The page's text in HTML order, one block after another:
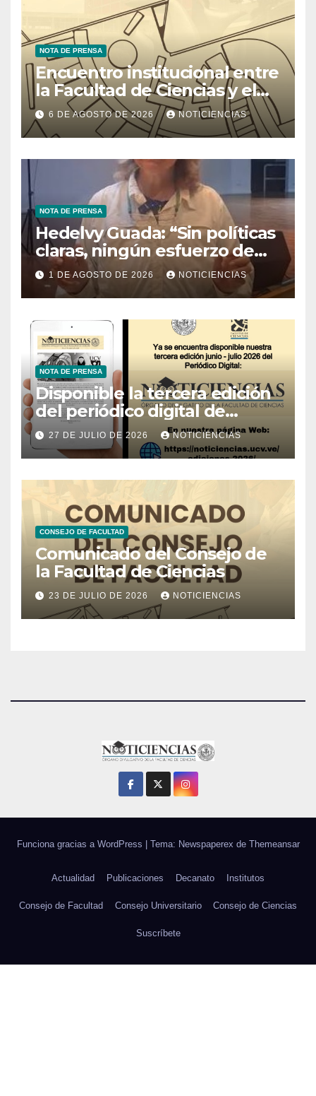
NOTA DE PRENSA
Encuentro institucional entre
la Facultad de Ciencias y el
Ministerio de Ciencia y
Tecnología
6 DE AGOSTO DE 2026 NOTICIENCIAS
NOTA DE PRENSA
Hedelvy Guada: “Sin políticas
claras, ningún esfuerzo de
conservación rendirá frutos”
1 DE AGOSTO DE 2026 NOTICIENCIAS
NOTA DE PRENSA
Disponible la tercera edición
del periódico digital de
Noticiencias 2026
27 DE JULIO DE 2026 NOTICIENCIAS
CONSEJO DE FACULTAD
Comunicado del Consejo de
la Facultad de Ciencias
23 DE JULIO DE 2026 NOTICIENCIAS
Funciona gracias a WordPress Tema: Newspaperex de Themeansar
Actualidad Publicaciones Decanato Institutos
Consejo de Facultad Consejo Universitario Consejo de Ciencias
Suscríbete